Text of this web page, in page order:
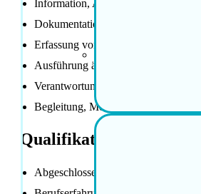
Information, Anleitung und
Dokumentation der Pflege- und
Erfassung von Leistungen und
Ausführung ärztlicher Verordnungen
Verantwortung für richtiges
Begleitung, Motivation und
Qualifikationen /
Abgeschlossene Berufsausbildung